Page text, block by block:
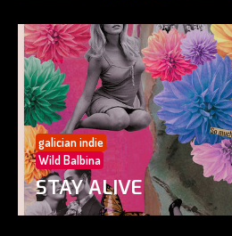
galician indie
Wild Balbina
STAY ALIVE